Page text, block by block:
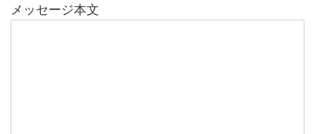
メッセージ本文